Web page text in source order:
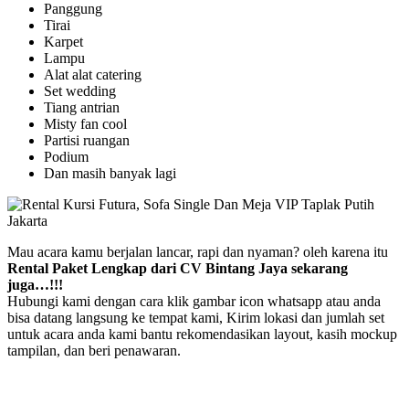
Panggung
Tirai
Karpet
Lampu
Alat alat catering
Set wedding
Tiang antrian
Misty fan cool
Partisi ruangan
Podium
Dan masih banyak lagi
Mau acara kamu berjalan lancar, rapi dan nyaman? oleh karena itu
Rental Paket Lengkap dari CV Bintang Jaya sekarang
juga…!!!
Hubungi kami dengan cara klik gambar icon whatsapp atau anda
bisa datang langsung ke tempat kami, Kirim lokasi dan jumlah set
untuk acara anda kami bantu rekomendasikan layout, kasih mockup
tampilan, dan beri penawaran.